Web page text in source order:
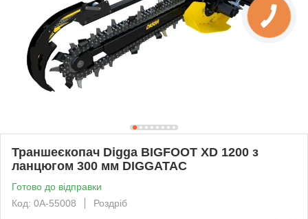
Траншеєкопач Digga BIGFOOT XD 1200 з
ланцюгом 300 мм DIGGATAC
Готово до відправки
Код: 0А-55008
Роздріб